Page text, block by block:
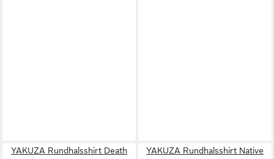
YAKUZA Rundhalsshirt Death
YAKUZA Rundhalsshirt Native